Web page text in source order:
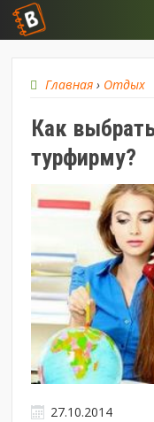
Главная › Отдых
Как
турфирму?
27.10.2014